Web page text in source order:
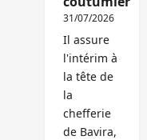
31/07/2026
Il assure
l'intérim à
la tête de
la
chefferie
de Bavira,